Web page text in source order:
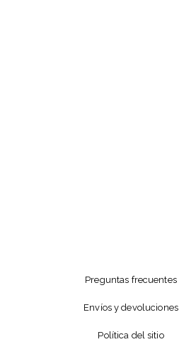
Preguntas frecuentes
Envíos y devoluciones
Política del sitio